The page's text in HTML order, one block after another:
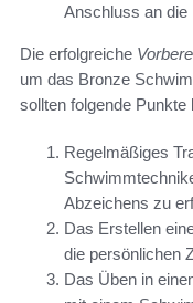
Anschluss an die
Die erfolgreiche
um das Bronze
sollten folgende Punkte
Regelmäßiges
Abzeichens zu
Das Erstellen
die persönlichen
Das Üben in